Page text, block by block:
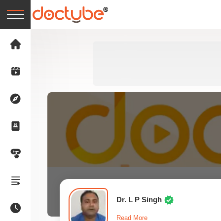
Dr. L P Singh
Read More